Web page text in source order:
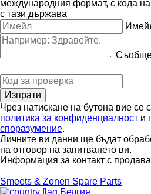
международния формат, с кода
с тази държава
Чрез натискане на бутона вие се
политика за конфиденциалност и
споразумение.
Личните ви данни ще бъдат
на отговор на запитването ви.
Информация за контакт с
Smeets & Zonen Spare Parts
Белгия